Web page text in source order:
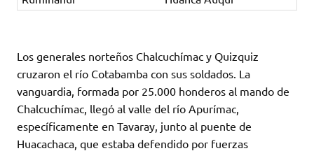
Los generales norteños Chalcuchímac y Quizquiz
cruzaron el río Cotabamba con sus soldados. La
vanguardia, formada por 25.000 honderos al mando de
Chalcuchímac, llegó al valle del río Apurímac,
específicamente en Tavaray, junto al puente de
Huacachaca, que estaba defendido por fuerzas